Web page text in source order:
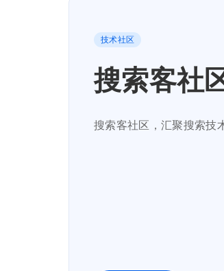
技术社区
搜索客社
搜索客社区，汇聚搜索技